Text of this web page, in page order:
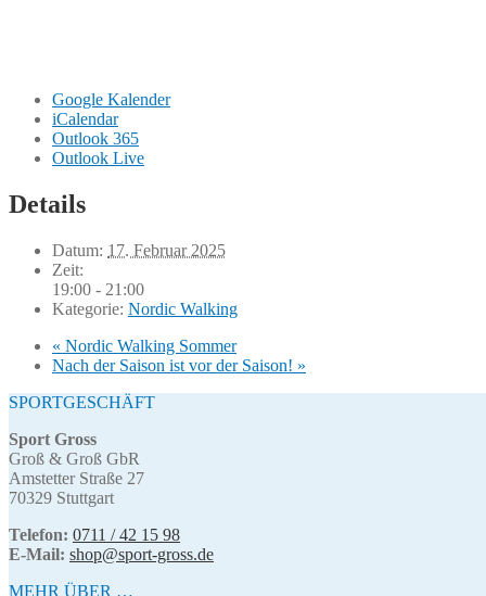
Google Kalender
iCalendar
Outlook 365
Outlook Live
Details
Datum: 17. Februar 2025
Zeit:
19:00 - 21:00
Kategorie: Nordic Walking
« Nordic Walking Sommer
Nach der Saison ist vor der Saison! »
SPORTGESCHÄFT
Sport Gross
Groß & Groß GbR
Amstetter Straße 27
70329 Stuttgart
Telefon: 0711 / 42 15 98
E-Mail: shop@sport-gross.de
MEHR ÜBER …